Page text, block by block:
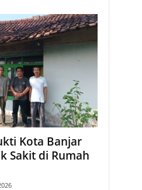
Kota Banjar
Sakit di Rumah